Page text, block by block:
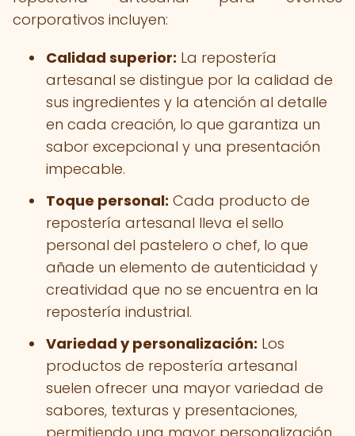
corporativos incluyen:
Calidad superior: La repostería
artesanal se distingue por la calidad de
sus ingredientes y la atención al detalle
en cada creación, lo que garantiza un
sabor excepcional y una presentación
impecable.
Toque personal: Cada producto de
repostería artesanal lleva el sello
personal del pastelero o chef, lo que
añade un elemento de autenticidad y
creatividad que no se encuentra en la
repostería industrial.
Variedad y personalización: Los
productos de repostería artesanal
suelen ofrecer una mayor variedad de
sabores, texturas y presentaciones,